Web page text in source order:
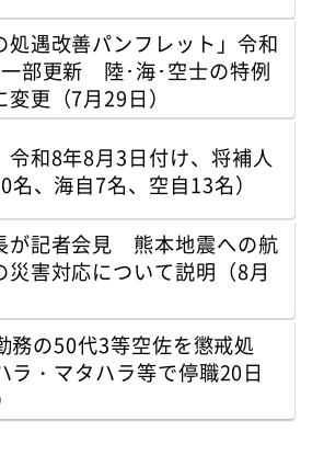
処遇改善パンフレット」令和
部更新 陸･海･空士の特例
更（7月29日）
和8年8月3日付け、将補人
名、海自7名、空自13名）
が記者会見 熊本地震への航
災害対応について説明（8月
務の50代3等空佐を懲戒処
・マタハラ等で停職20日